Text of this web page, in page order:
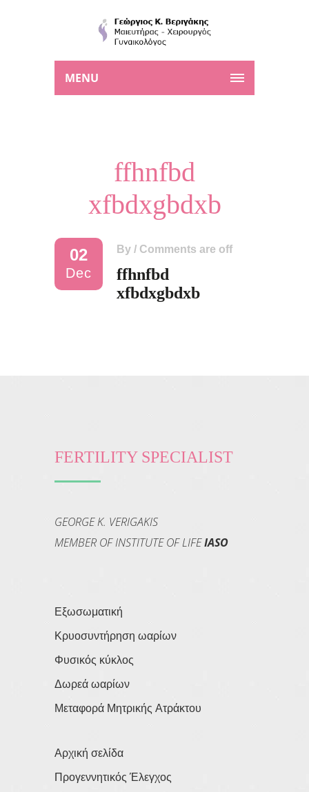
MENU
ffhnfbd
xfbdxgbdxb
02
Dec
By / Comments are off
ffhnfbd
xfbdxgbdxb
FERTILITY SPECIALIST
GEORGE K. VERIGAKIS
MEMBER OF INSTITUTE OF LIFEIASO
Εξωσωματική
Κρυοσυντήρηση ωαρίων
Φυσικός κύκλος
Δωρεά ωαρίων
Μεταφορά Μητρικής Ατράκτου
Αρχική σελίδα
Προγεννητικός Έλεγχος